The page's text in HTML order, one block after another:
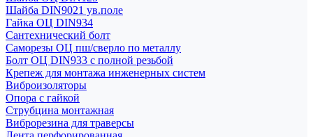
Шайба DIN9021 ув.поле
Гайка ОЦ DIN934
Сантехнический болт
Саморезы ОЦ пш/сверло по металлу
Болт ОЦ DIN933 с полной резьбой
Крепеж для монтажа инженерных систем
Виброизоляторы
Опора с гайкой
Струбцина монтажная
Виброрезина для траверсы